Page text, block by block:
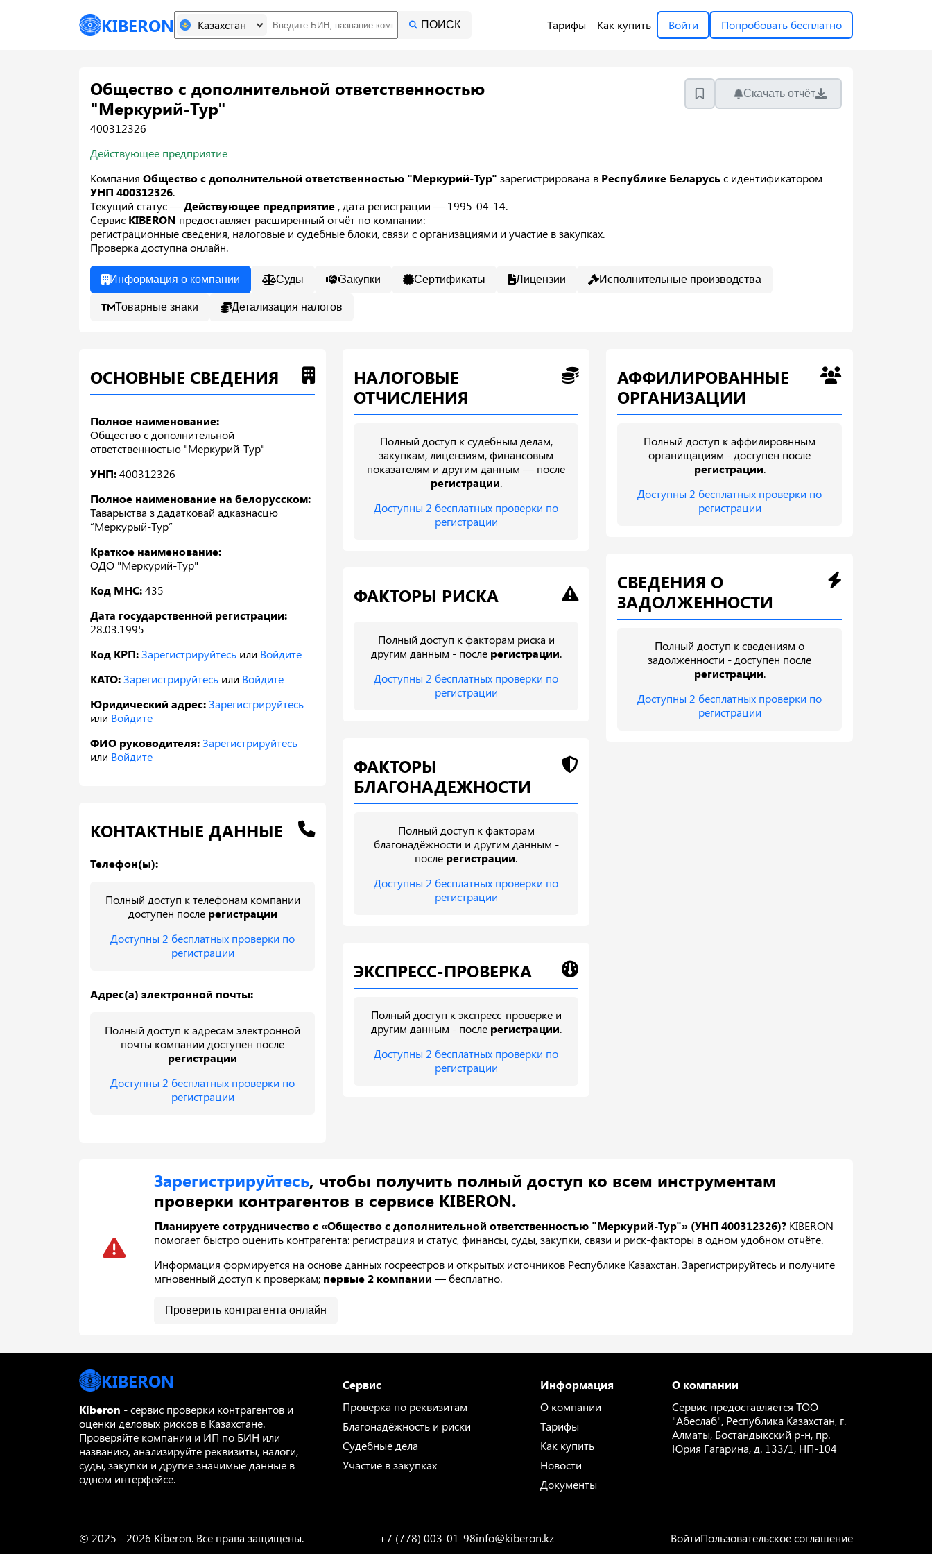
KIBERON Казахстан ПОИСК Тарифы Как купить Войти Попробовать бесплатно
Общество с дополнительной ответственностью
"Меркурий-Тур"
400312326
Скачать отчёт
Действующее предприятие
Компания Общество с дополнительной ответственностью "Меркурий-Тур" зарегистрирована в Республике Беларусьс идентификатором
УНП 400312326.
Текущий статус —Действующее предприятие , дата регистрации — 1995-04-14.
Сервис KIBERON предоставляет расширенный отчёт по компании:
регистрационные сведения, налоговые и судебные блоки, связи с организациями и участие в закупках.
Проверка доступна онлайн.
Информация о компании Суды Закупки Сертификаты Лицензии Исполнительные производства
Товарные знаки Детализация налогов
ОСНОВНЫЕ СВЕДЕНИЯ
Полное наименование:
Общество с дополнительной
ответственностью "Меркурий-Тур"
УНП:400312326
Полное наименование на белорусском:
Таварыства з дадатковай адказнасцю
“Меркурый-Тур”
Краткое наименование:
ОДО "Меркурий-Тур"
Код МНС:435
Дата государственной регистрации:
28.03.1995
Код КРП:Зарегистрируйтесь или Войдите
КАТО:Зарегистрируйтесь или Войдите
Юридический адрес:Зарегистрируйтесь
или Войдите
ФИО руководителя:Зарегистрируйтесь
или Войдите
КОНТАКТНЫЕ ДАННЫЕ
Телефон(ы):
Полный доступ к телефонам компании
доступен после регистрации
Доступны 2 бесплатных проверки по
регистрации
Адрес(а) электронной почты:
Полный доступ к адресам электронной
почты компании доступен после
регистрации
Доступны 2 бесплатных проверки по
регистрации
НАЛОГОВЫЕ
ОТЧИСЛЕНИЯ
Полный доступ к судебным делам,
закупкам, лицензиям, финансовым
показателям и другим данным — после
регистрации.
Доступны 2 бесплатных проверки по
регистрации
ФАКТОРЫ РИСКА
Полный доступ к факторам риска и
другим данным - после регистрации.
Доступны 2 бесплатных проверки по
регистрации
ФАКТОРЫ
БЛАГОНАДЕЖНОСТИ
Полный доступ к факторам
благонадёжности и другим данным -
после регистрации.
Доступны 2 бесплатных проверки по
регистрации
ЭКСПРЕСС-ПРОВЕРКА
Полный доступ к экспресс-проверке и
другим данным - после регистрации.
Доступны 2 бесплатных проверки по
регистрации
АФФИЛИРОВАННЫЕ
ОРГАНИЗАЦИИ
Полный доступ к аффилировнным
органищациям - доступен после
регистрации.
Доступны 2 бесплатных проверки по
регистрации
СВЕДЕНИЯ О
ЗАДОЛЖЕННОСТИ
Полный доступ к сведениям о
задолженности - доступен после
регистрации.
Доступны 2 бесплатных проверки по
регистрации
Зарегистрируйтесь, чтобы получить полный доступ ко всем инструментам
проверки контрагентов в сервисе KIBERON.
Планируете сотрудничество с «Общество с дополнительной ответственностью "Меркурий-Тур"» (УНП 400312326)? KIBERON
помогает быстро оценить контрагента: регистрация и статус, финансы, суды, закупки, связи и риск-факторы в одном удобном отчёте.
Информация формируется на основе данных госреестров и открытых источников Республике Казахстан. Зарегистрируйтесь и получите
мгновенный доступ к проверкам; первые 2 компании — бесплатно.
Проверить контрагента онлайн
KIBERON
Kiberon - сервис проверки контрагентов и
оценки деловых рисков в Казахстане.
Проверяйте компании и ИП по БИН или
названию, анализируйте реквизиты, налоги,
суды, закупки и другие значимые данные в
одном интерфейсе.
Сервис
Проверка по реквизитам
Благонадёжность и риски
Судебные дела
Участие в закупках
Информация
О компании
Тарифы
Как купить
Новости
Документы
О компании
Сервис предоставляется ТОО
"Абеслаб", Республика Казахстан, г.
Алматы, Бостандыкский р-н, пр.
Юрия Гагарина, д. 133/1, НП-104
© 2025 - 2026 Kiberon. Все права защищены. +7 (778) 003-01-98info@kiberon.kz ВойтиПользовательское соглашение